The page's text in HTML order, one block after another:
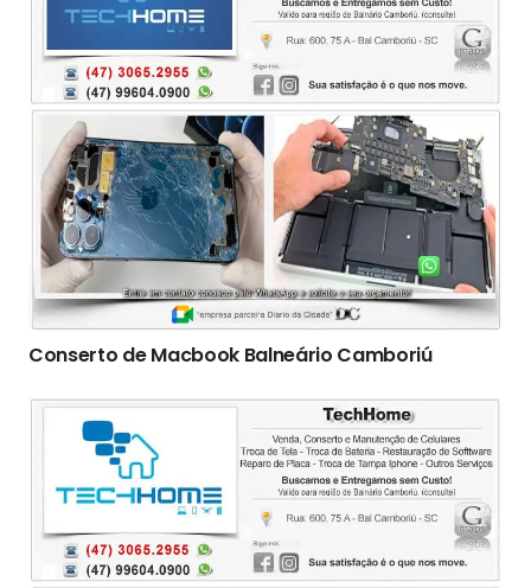
Conserto de Macbook Balneário Camboriú